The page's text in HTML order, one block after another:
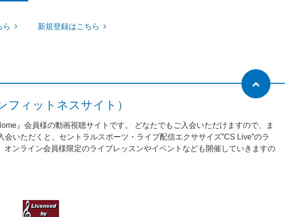
ら 新規登録はこちら
フィットネスサイト）
』会員様の動画視聴サイトです。 どなたでもご入会いただけますので、ま
いただくと、セントラルスポーツ・ライブ配信エクササイズ”CS Live”のラ
ンライン会員様限定のライブレッスンやイベントなども開催していきますの